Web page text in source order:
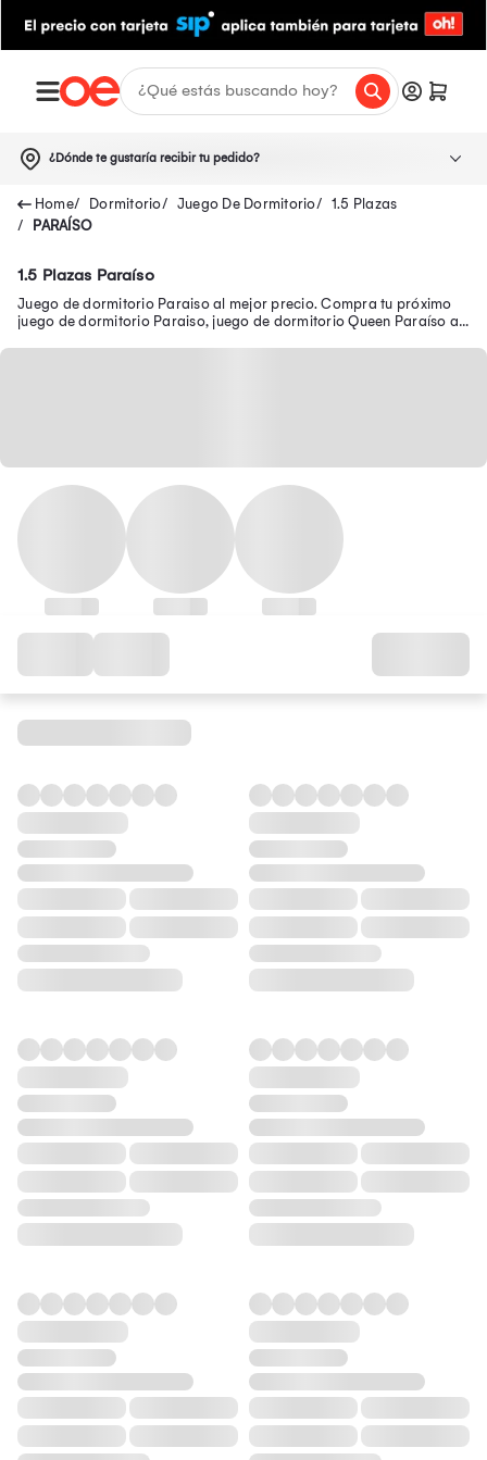
¿Dónde te gustaría recibir tu pedido?
Dormitorio Juego De Dormitorio
1.5 Plazas
PARAÍSO
1.5 Plazas Paraíso
Juego de dormitorio Paraiso al mejor precio. Compra tu próximo
juego de dormitorio Paraiso, juego de dormitorio Queen Paraíso a